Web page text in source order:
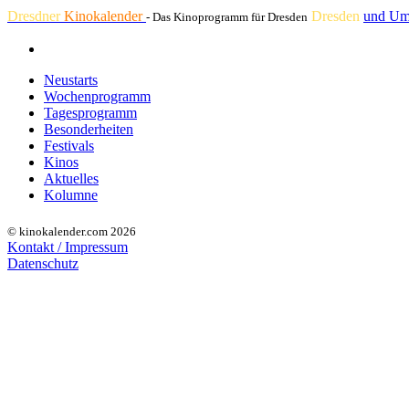
DresdnerKinokalender - Das Kinoprogramm für Dresden Dresden und
Neustarts
Wochenprogramm
Tagesprogramm
Besonderheiten
Festivals
Kinos
Aktuelles
Kolumne
© kinokalender.com 2026
Kontakt / Impressum
Datenschutz